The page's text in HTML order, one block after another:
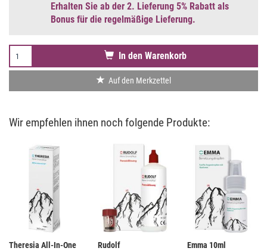
Erhalten Sie ab der 2. Lieferung 5% Rabatt als
Bonus für die regelmäßige Lieferung.
In den Warenkorb
Auf den Merkzettel
Wir empfehlen ihnen noch folgende Produkte:
Theresia All-In-One
Rudolf
Emma 10ml